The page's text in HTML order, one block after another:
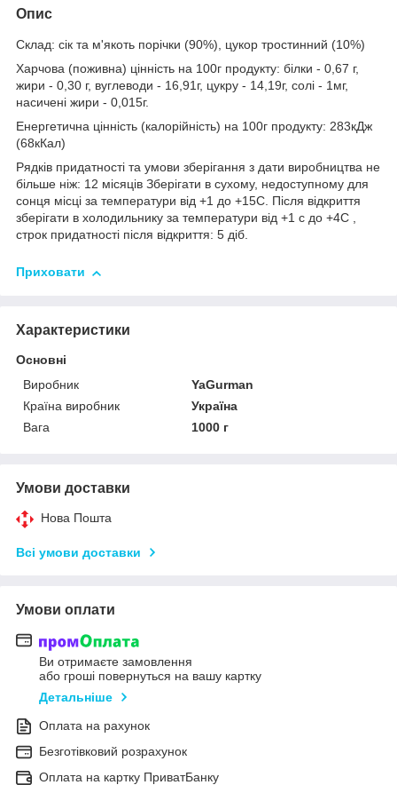
Опис
Склад: сік та м'якоть порічки (90%), цукор тростинний (10%)
Харчова (поживна) цінність на 100г продукту: білки - 0,67 г,
жири - 0,30 г, вуглеводи - 16,91г, цукру - 14,19г, солі - 1мг,
насичені жири - 0,015г.
Енергетична цінність (калорійність) на 100г продукту: 283кДж
(68кКал)
Рядків придатності та умови зберігання з дати виробництва не
більше ніж: 12 місяців Зберігати в сухому, недоступному для
сонця місці за температури від +1 до +15С. Після відкриття
зберігати в холодильнику за температури від +1 с до +4С ,
строк придатності після відкриття: 5 діб.
Приховати
Характеристики
Основні
Виробник
YaGurman
Країна виробник
Україна
Вага
1000 г
Умови доставки
Нова Пошта
Всі умови доставки
Умови оплати
Ви отримаєте замовлення
або гроші повернуться на вашу картку
Детальніше
Оплата на рахунок
Безготівковий розрахунок
Оплата на картку ПриватБанку